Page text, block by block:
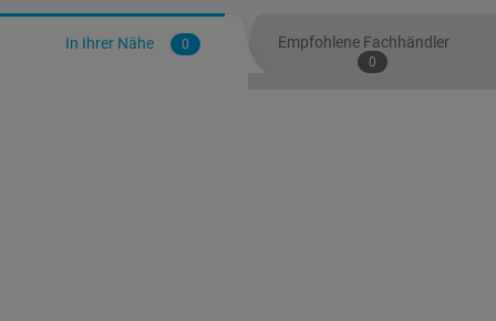
In Ihrer Nähe 0 Empfohlene Fachhändler
0